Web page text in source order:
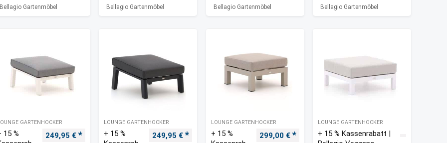
Bellagio Gartenmöbel
ker
Bellagio Gartenmöbel
cm
Bellagio Gartenmöbel
ker 61×62
Bellagio Gartenmöbel
GARTENHOCKER
15 %
Ursprünglicher Preis war: 439,00 €
249,95 € Aktueller Preis ist: 249,95 €.
LOUNGE GARTENHOCKER
+ 15 %
Ursprünglicher Preis war: 439,00 €
249,95 € Aktueller Preis ist: 249,95 €.
LOUNGE GARTENHOCKER
+ 15 %
Ursprünglicher Preis war: 409,00 €
299,00 € Aktueller Preis ist: 299,00 €.
LOUNGE GARTENHOCKER
+ 15 % Kassenrabatt |